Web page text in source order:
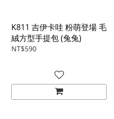
K811 吉伊卡哇 粉萌登場 毛
絨方型手提包 (兔兔)
NT$590